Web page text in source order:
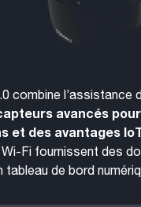
combine l’assistance
avancés
et des avantages
Fi fournissent des
tableau de bord